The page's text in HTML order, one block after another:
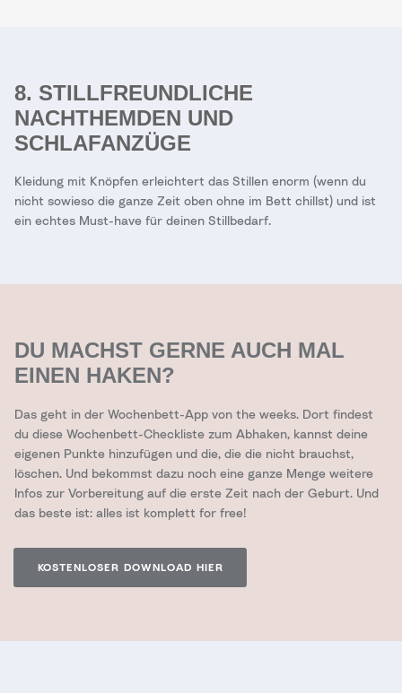
8. STILLFREUNDLICHE
NACHTHEMDEN UND
SCHLAFANZÜGE
Kleidung mit Knöpfen erleichtert das Stillen enorm (wenn du
nicht sowieso die ganze Zeit oben ohne im Bett chillst) und ist
ein echtes Must-have für deinen Stillbedarf.
DU MACHST GERNE AUCH MAL
EINEN HAKEN?
Das geht in der Wochenbett-App von the weeks. Dort findest
du diese Wochenbett-Checkliste zum Abhaken, kannst deine
eigenen Punkte hinzufügen und die, die die nicht brauchst,
löschen. Und bekommst dazu noch eine ganze Menge weitere
Infos zur Vorbereitung auf die erste Zeit nach der Geburt. Und
das beste ist: alles ist komplett for free!
KOSTENLOSER DOWNLOAD HIER